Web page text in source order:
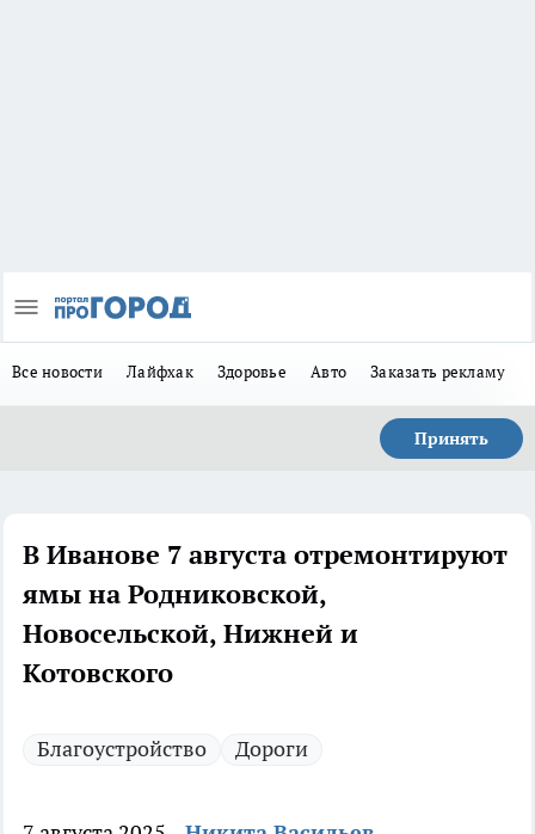
Все новости Лайфхак Здоровье Авто Заказать рекламу
Принять
В Иванове 7 августа отремонтируют
ямы на Родниковской,
Новосельской, Нижней и
Котовского
Благоустройство Дороги